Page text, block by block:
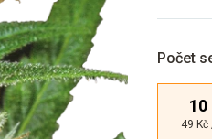
Počet
10
49